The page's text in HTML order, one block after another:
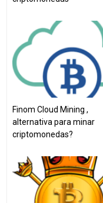
Finom Cloud Mining ,
alternativa para minar
criptomonedas?